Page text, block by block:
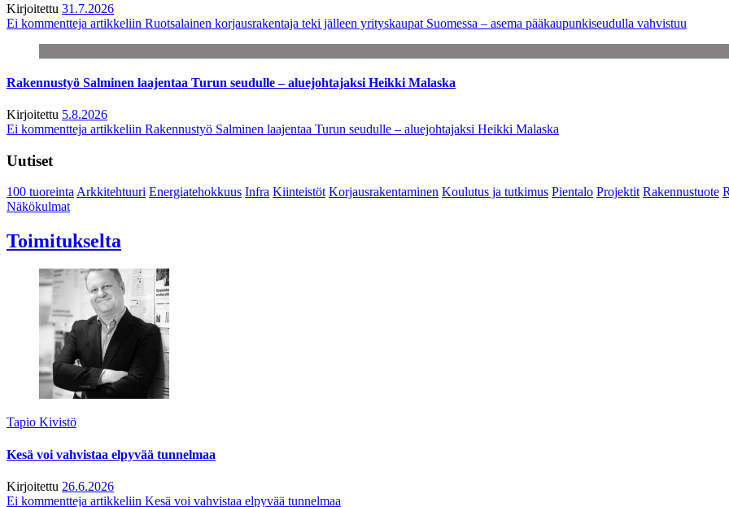
Kirjoitettu 31.7.2026
Ei kommentteja artikkeliin Ruotsalainen korjausrakentaja teki jälleen yrityskaupat Suomessa – asema pääkaupunkiseudulla vahvistuu
Rakennustyö Salminen laajentaa Turun seudulle – aluejohtajaksi Heikki Malaska
Kirjoitettu 5.8.2026
Ei kommentteja artikkeliin Rakennustyö Salminen laajentaa Turun seudulle – aluejohtajaksi Heikki Malaska
Uutiset
100 tuoreintaArkkitehtuuri Energiatehokkuus Infra Kiinteistöt Korjausrakentaminen Koulutus ja tutkimus Pientalo Projektit Rakennustuote
Näkökulmat
Toimitukselta
Tapio Kivistö
Kesä voi vahvistaa elpyvää tunnelmaa
Kirjoitettu 26.6.2026
Ei kommentteja artikkeliin Kesä voi vahvistaa elpyvää tunnelmaa